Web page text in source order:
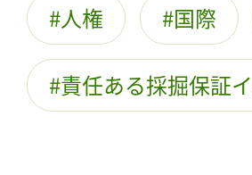
人権 国際
責任ある採掘保証